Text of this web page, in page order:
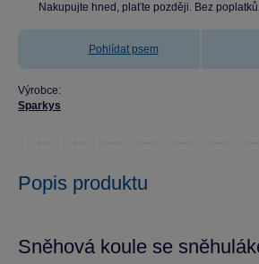
Nakupujte hned, plaťte později. Bez
Pohlídat psem
Výrobce:
Sparkys
Popis produktu
Sněhová koule se